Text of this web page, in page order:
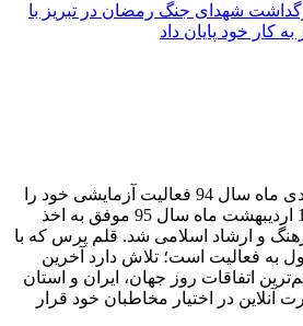
شهدای جنگ رمضان در تبریز با
کار خود پایان داد
پایگاه خبری قلم پرس از دی ماه سال 94 فعالیت آزمایشی خود را
آغاز کرد و پس از آن در 13 اردیبهشت ماه سال 95 موفق به اخذ
و ارشاد اسلامی شد. قلم پرس که با
77544 مشغول به فعالیت است؛ تلاش دارد آخرین
اتفاقات روز جهان، ایران و استان
آنلاین در اختیار مخاطبان خود قرار